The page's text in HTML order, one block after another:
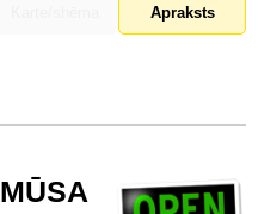
Apraksts